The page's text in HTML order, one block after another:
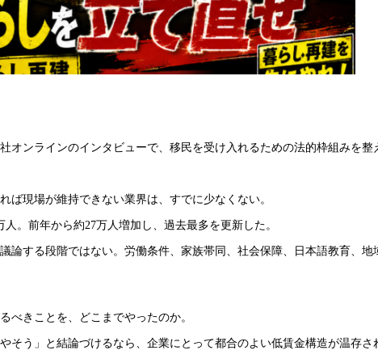
オンラインのインタビューで、移民を受け入れるための法的枠組みを
現場が維持できない業界は、すでに少なくない。
。前年から約27万人増加し、過去最多を更新した。
論する段階ではない。労働条件、家族帯同、社会保障、日本語教育、
べきことを、どこまでやったのか。
そう」と結論づけるなら、企業にとって都合のよい低賃金構造が温存さ